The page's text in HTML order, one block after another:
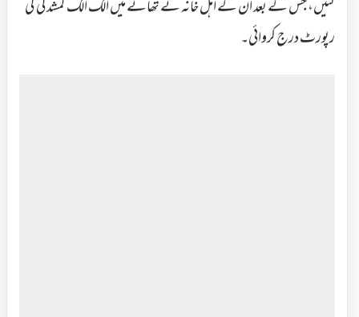
گئیں، جس کے بعد ان کے اہل خانہ نے تھانے میں الگ الگ گمشدگی کی
رپورٹ درج کروائی۔